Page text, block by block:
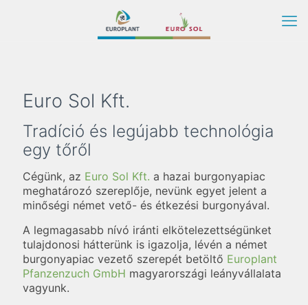
Euro Sol Kft.
Tradíció és legújabb technológia
egy tőről
Cégünk, az Euro Sol Kft. a hazai burgonyapiac
meghatározó szereplője, nevünk egyet jelent a
minőségi német vető- és étkezési burgonyával.
A legmagasabb nívó iránti elkötelezettségünket
tulajdonosi hátterünk is igazolja, lévén a német
burgonyapiac vezető szerepét betöltő Europlant
Pfanzenzuch GmbH magyarországi leányvállalata
vagyunk.